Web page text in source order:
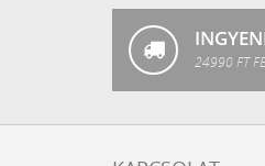
24990 FT